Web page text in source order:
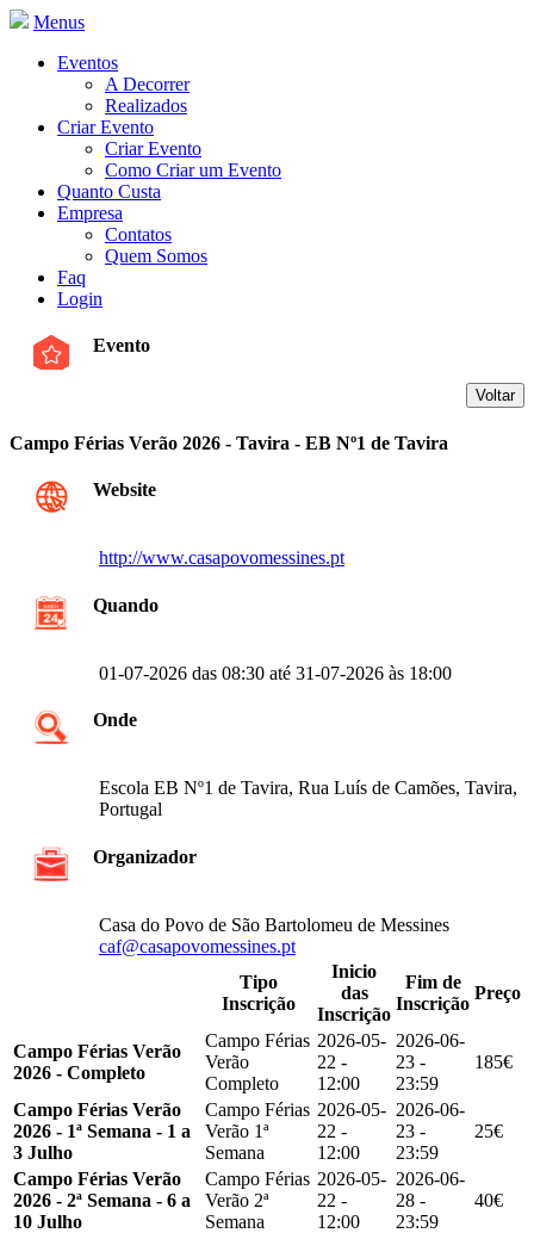
Menus
Eventos
A Decorrer
Realizados
Criar Evento
Criar Evento
Como Criar um Evento
Quanto Custa
Empresa
Contatos
Quem Somos
Faq
Login
Evento
Campo Férias Verão 2026 - Tavira - EB Nº1 de Tavira
Website
http://www.casapovomessines.pt
Quando
01-07-2026 das 08:30 até 31-07-2026 às 18:00
Onde
Escola EB Nº1 de Tavira, Rua Luís de Camões, Tavira,
Portugal
Organizador
Casa do Povo de São Bartolomeu de Messines
caf@casapovomessines.pt
Tipo
Inscrição
Inicio
das
Inscrição
Fim de
Inscrição
Preço
Campo Férias Verão
2026 - Completo
Campo Férias
Verão
Completo
2026-05-
22 -
12:00
2026-06-
23 -
23:59
185€
Campo Férias Verão
2026 - 1ª Semana - 1 a
3 Julho
Campo Férias
Verão 1ª
Semana
2026-05-
22 -
12:00
2026-06-
23 -
23:59
25€
Campo Férias Verão
2026 - 2ª Semana - 6 a
10 Julho
Campo Férias
Verão 2ª
Semana
2026-05-
22 -
12:00
2026-06-
28 -
23:59
40€